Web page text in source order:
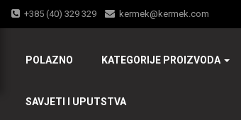
+385 (40) 329 329 kermek@kermek.com
POLAZNO KATEGORIJE PROIZVODA
SAVJETI I UPUTSTVA